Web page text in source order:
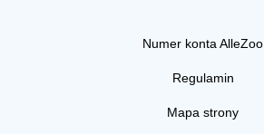
Numer konta AlleZoo
Regulamin
Mapa strony